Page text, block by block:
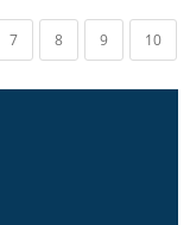
7 8 9 10